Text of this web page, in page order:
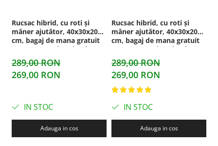
Rucsac hibrid, cu roti și
mâner ajutător, 40x30x20
cm, bagaj de mana gratuit
pentru Ryanair, Wizzair,
Hisky, Animawings sau
DanAir, verde
289,00 RON
269,00 RON
IN STOC
Adauga in cos
Rucsac hibrid, cu roti și
mâner ajutător, 40x30x20
cm, bagaj de mana gratuit
pentru Ryanair, Wizzair,
Hisky, Animawings sau
DanAir, albastru
289,00 RON
269,00 RON
IN STOC
Adauga in cos